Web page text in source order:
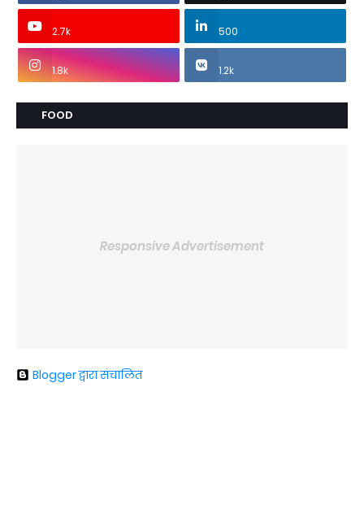
2.7k 500
1.8k 1.2k
FOOD
Responsive Advertisement
Blogger द्वारा संचालित